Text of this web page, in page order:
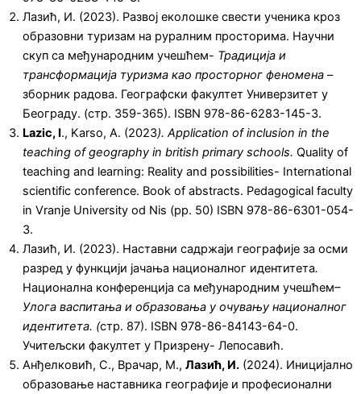
Лазић, И. (2023). Развој еколошке свести ученика кроз
образовни туризам на руралним просторима. Научни
скуп са међународним учешћем- Традиција и
трансформација туризма као просторног феномена –
зборник радова. Географски факултет Универзитет у
Београду. (стр. 359-365). ISBN 978-86-6283-145-3.
Lazic, I., Karso, A. (2023). Аpplication of inclusion in the
teaching of geography in british primary schools. Quality of
teaching and learning: Reality and possibilities- International
scientific conference. Book of abstracts. Pedagogical faculty
in Vranje University od Nis (pp. 50) ISBN 978-86-6301-054-
3.
Лазић, И. (2023). Наставни садржаји географије за осми
разред у функцији јачања националног идентитета.
Национална конференција са међународним учешћем–
Улога васпитања и образовања у очувању националног
идентитета. (стр. 87). ISBN 978-86-84143-64-0.
Учитељски факултет у Призрену- Лепосавић.
Анђелковић, С., Врачар, М., Лазић, И. (2024). Иницијално
образовање наставника географије и професионални